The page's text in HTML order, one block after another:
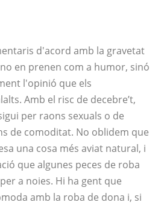
d'acord amb la gravetat
en prenen com a humor, sinó
l'opinió que els
Amb el risc de decebre’t,
per raons sexuals o de
de comoditat. No oblidem que
una cosa més aviat natural, i
que algunes peces de roba
a noies. Hi ha gent que
amb la roba de dona i, si